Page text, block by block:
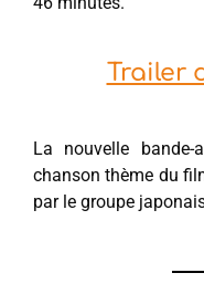
Trailer
La nouvelle
chanson thème du
par le groupe